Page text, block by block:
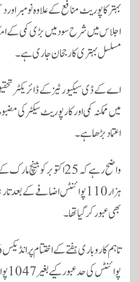
بہتر کاپوریٹ منافع کے علاوہ نومبر
اجلاس میں شرح سود میں بڑی کمی کے
مسلسل بہتری کا رجحان جاری ہے۔
اے کے ڈی سیکیورٹیز کے ڈائریکٹر
میں ممکنہ کمی اور کارپوریٹ سیکٹر کی
اعتماد بڑھا ہے۔
بھی عبور کر گیا تھا۔